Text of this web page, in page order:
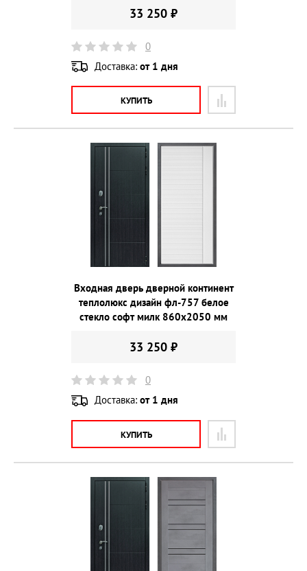
33 250 ₽
0
Доставка: от 1 дня
КУПИТЬ
Входная дверь дверной континент
теплолюкс дизайн фл-757 белое
стекло софт милк 860х2050 мм
33 250 ₽
0
Доставка: от 1 дня
КУПИТЬ